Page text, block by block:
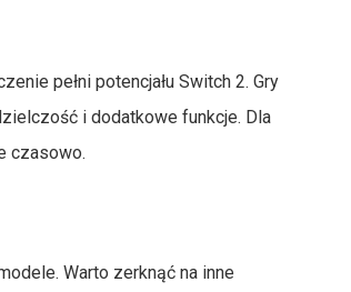
pełni potencjału Switch 2. Gry
i dodatkowe funkcje. Dla
czasowo.
Warto zerknąć na inne